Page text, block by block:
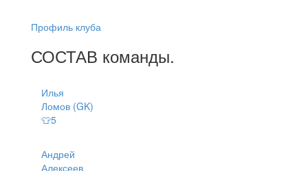
Профиль клуба
СОСТАВ команды.
Илья
Ломов (GK)
👕5
Андрей
Алексеев